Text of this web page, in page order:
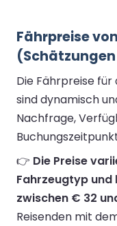
Fährpreise
(Schätzungen
Die Fährpreise
sind dynamisch
Nachfrage,
👉 Die Preise
Fahrzeugtyp und
zwischen € 32
Reisenden mit